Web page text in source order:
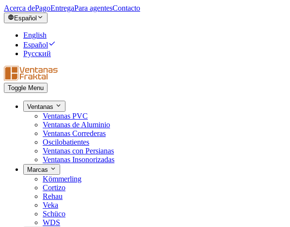
Acerca dePagoEntregaPara agentesContacto
Español
English
Español
Русский
Toggle Menu
Ventanas
Ventanas PVC
Ventanas de Aluminio
Ventanas Correderas
Oscilobatientes
Ventanas con Persianas
Ventanas Insonorizadas
Marcas
Kömmerling
Cortizo
Rehau
Veka
Schüco
WDS